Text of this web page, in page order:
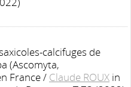
calcifuges de
(Ascomyta,
France/ Claude ROUX in